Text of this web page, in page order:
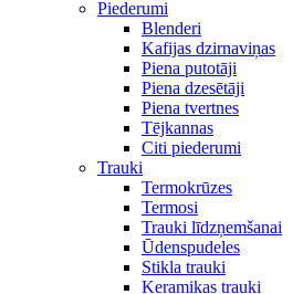
Piederumi
Blenderi
Kafijas dzirnaviņas
Piena putotāji
Piena dzesētāji
Piena tvertnes
Tējkannas
Citi piederumi
Trauki
Termokrūzes
Termosi
Trauki līdzņemšanai
Ūdenspudeles
Stikla trauki
Keramikas trauki